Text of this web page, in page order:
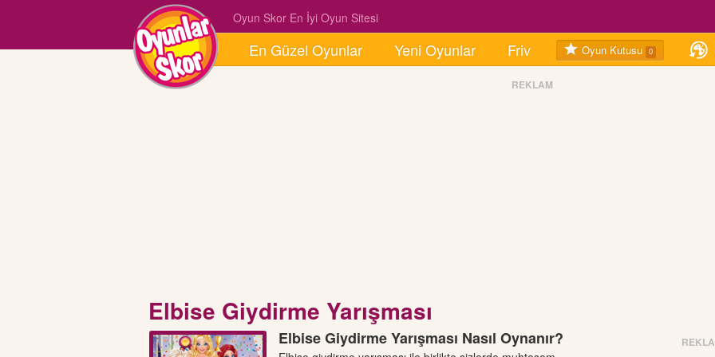
En Güzel Oyunlar Yeni Oyunlar Friv Oyun Kutusu 0
Oyun Skor En İyi Oyun Sitesi
REKLAM
Elbise Giydirme Yarışması
Elbise Giydirme Yarışması Nasıl Oynanır?